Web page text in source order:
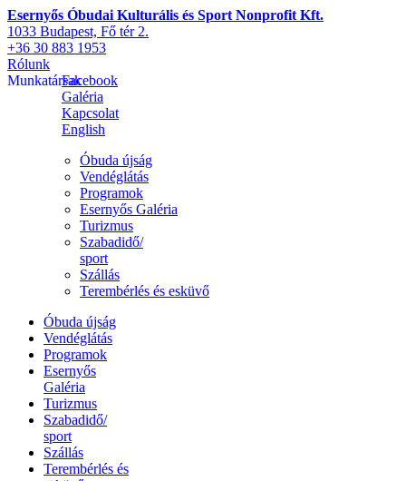
Esernyős Óbudai Kulturális és Sport Nonprofit Kft.
1033 Budapest, Fő tér 2.
+36 30 883 1953
Rólunk
MunkatársakFacebook
Galéria
Kapcsolat
English
Óbuda újság
Vendéglátás
Programok
Esernyős Galéria
Turizmus
Szabadidő/
sport
Szállás
Terembérlés és esküvő
Óbuda újság
Vendéglátás
Programok
Esernyős
Galéria
Turizmus
Szabadidő/
sport
Szállás
Terembérlés és